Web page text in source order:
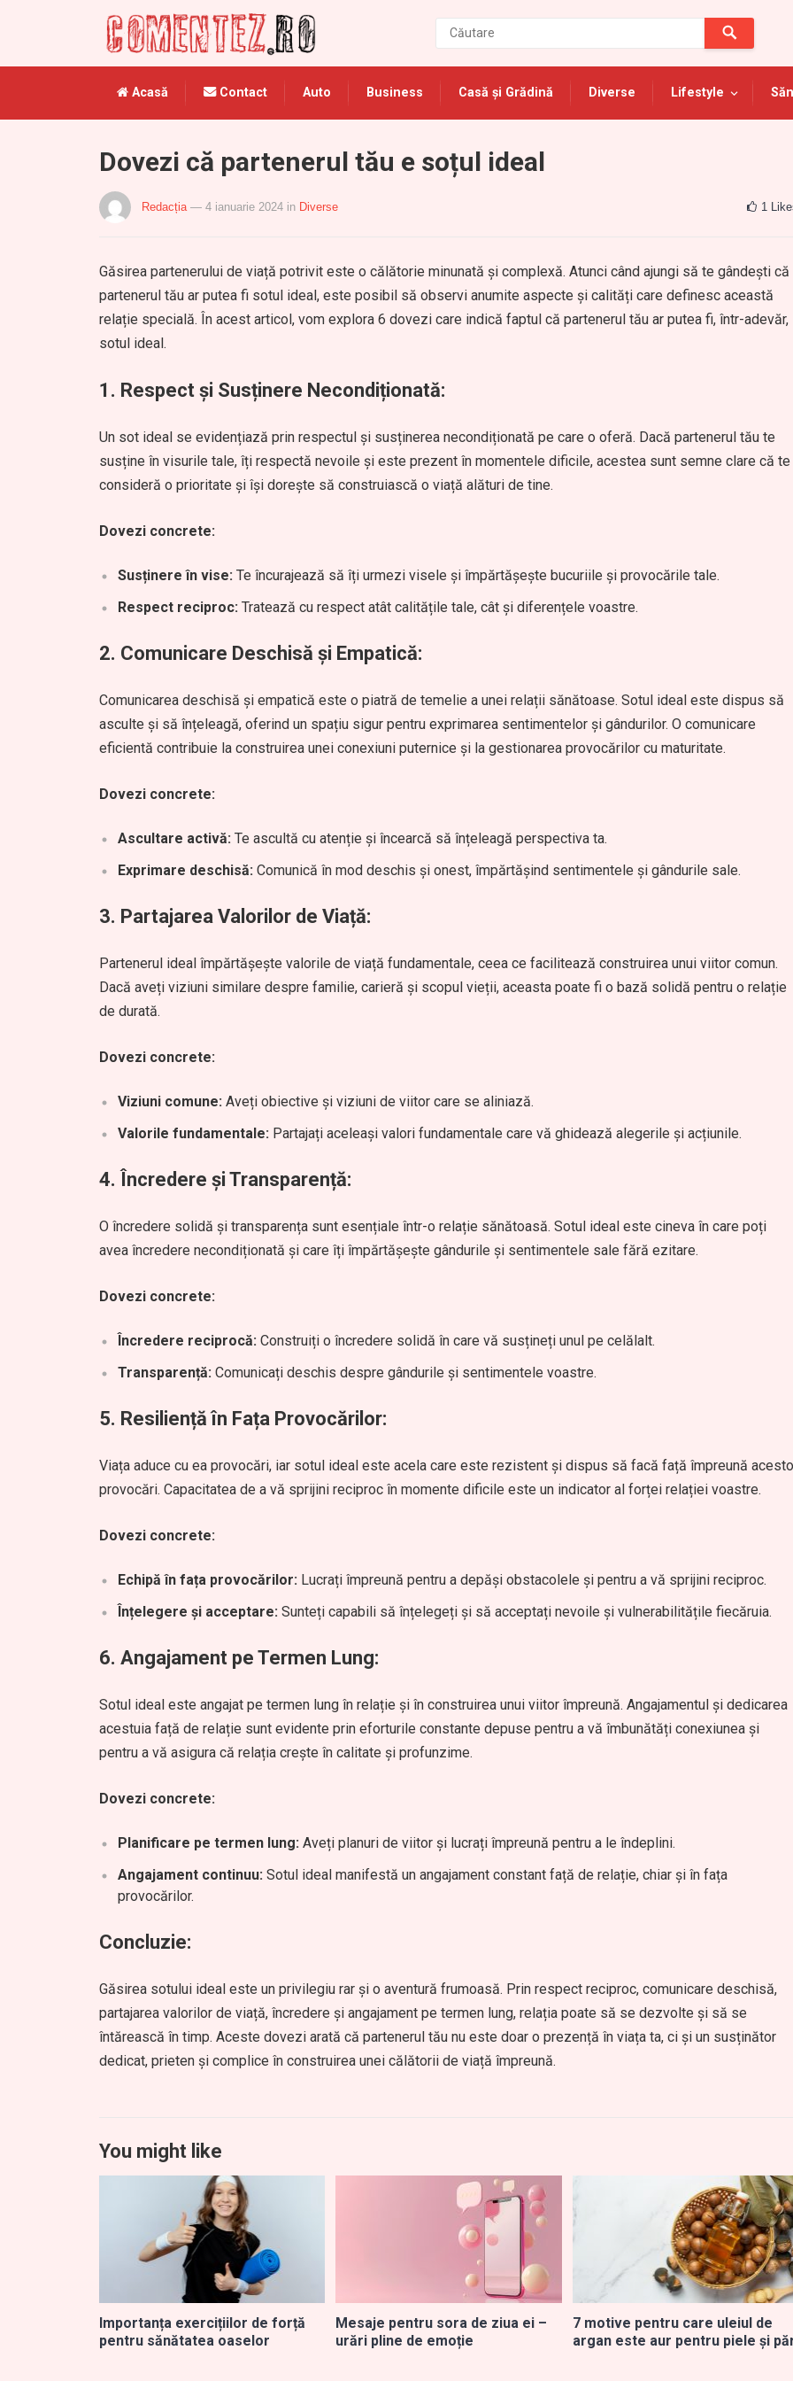
Acasă Contact Auto Business Casă și Grădină Diverse Lifestyle
Dovezi că partenerul tău e soțul ideal
Redacția — 4 ianuarie 2024 in Diverse 1
Găsirea partenerului de viață potrivit este o călătorie minunată și complexă. Atunci când ajungi să te gândești că
partenerul tău ar putea fi sotul ideal, este posibil să observi anumite aspecte și calități care definesc această
relație specială. În acest articol, vom explora 6 dovezi care indică faptul că partenerul tău ar putea fi, într-adevăr,
sotul ideal.
1. Respect și Susținere Necondiționată:
Un sot ideal se evidențiază prin respectul și susținerea necondiționată pe care o oferă. Dacă partenerul tău te
susține în visurile tale, îți respectă nevoile și este prezent în momentele dificile, acestea sunt semne clare că te
consideră o prioritate și își dorește să construiască o viață alături de tine.
Dovezi concrete:
Susținere în vise: Te încurajează să îți urmezi visele și împărtășește bucuriile și provocările tale.
Respect reciproc: Tratează cu respect atât calitățile tale, cât și diferențele voastre.
2. Comunicare Deschisă și Empatică:
Comunicarea deschisă și empatică este o piatră de temelie a unei relații sănătoase. Sotul ideal este dispus să
asculte și să înțeleagă, oferind un spațiu sigur pentru exprimarea sentimentelor și gândurilor. O comunicare
eficientă contribuie la construirea unei conexiuni puternice și la gestionarea provocărilor cu maturitate.
Dovezi concrete:
Ascultare activă: Te ascultă cu atenție și încearcă să înțeleagă perspectiva ta.
Exprimare deschisă: Comunică în mod deschis și onest, împărtășind sentimentele și gândurile sale.
3. Partajarea Valorilor de Viață:
Partenerul ideal împărtășește valorile de viață fundamentale, ceea ce facilitează construirea unui viitor comun.
Dacă aveți viziuni similare despre familie, carieră și scopul vieții, aceasta poate fi o bază solidă pentru o relație
de durată.
Dovezi concrete:
Viziuni comune: Aveți obiective și viziuni de viitor care se aliniază.
Valorile fundamentale: Partajați aceleași valori fundamentale care vă ghidează alegerile și acțiunile.
4. Încredere și Transparență:
O încredere solidă și transparența sunt esențiale într-o relație sănătoasă. Sotul ideal este cineva în care poți
avea încredere necondiționată și care îți împărtășește gândurile și sentimentele sale fără ezitare.
Dovezi concrete:
Încredere reciprocă: Construiți o încredere solidă în care vă susțineți unul pe celălalt.
Transparență: Comunicați deschis despre gândurile și sentimentele voastre.
5. Resiliență în Fața Provocărilor:
Viața aduce cu ea provocări, iar sotul ideal este acela care este rezistent și dispus să facă față împreună
provocări. Capacitatea de a vă sprijini reciproc în momente dificile este un indicator al forței relației voastre.
Dovezi concrete:
Echipă în fața provocărilor: Lucrați împreună pentru a depăși obstacolele și pentru a vă sprijini reciproc.
Înțelegere și acceptare: Sunteți capabili să înțelegeți și să acceptați nevoile și vulnerabilitățile fiecăruia.
6. Angajament pe Termen Lung:
Sotul ideal este angajat pe termen lung în relație și în construirea unui viitor împreună. Angajamentul și dedicarea
acestuia față de relație sunt evidente prin eforturile constante depuse pentru a vă îmbunătăți conexiunea și
pentru a vă asigura că relația crește în calitate și profunzime.
Dovezi concrete:
Planificare pe termen lung: Aveți planuri de viitor și lucrați împreună pentru a le îndeplini.
Angajament continuu: Sotul ideal manifestă un angajament constant față de relație, chiar și în fața
provocărilor.
Concluzie:
Găsirea sotului ideal este un privilegiu rar și o aventură frumoasă. Prin respect reciproc, comunicare deschisă,
partajarea valorilor de viață, încredere și angajament pe termen lung, relația poate să se dezvolte și să se
întărească în timp. Aceste dovezi arată că partenerul tău nu este doar o prezență în viața ta, ci și un susținător
dedicat, prieten și complice în construirea unei călătorii de viață împreună.
You might like
Importanța exercițiilor de forță
pentru sănătatea oaselor
Mesaje pentru sora de ziua ei –
urări pline de emoție
7 motive pentru care uleiul de
argan este aur pentru piele și